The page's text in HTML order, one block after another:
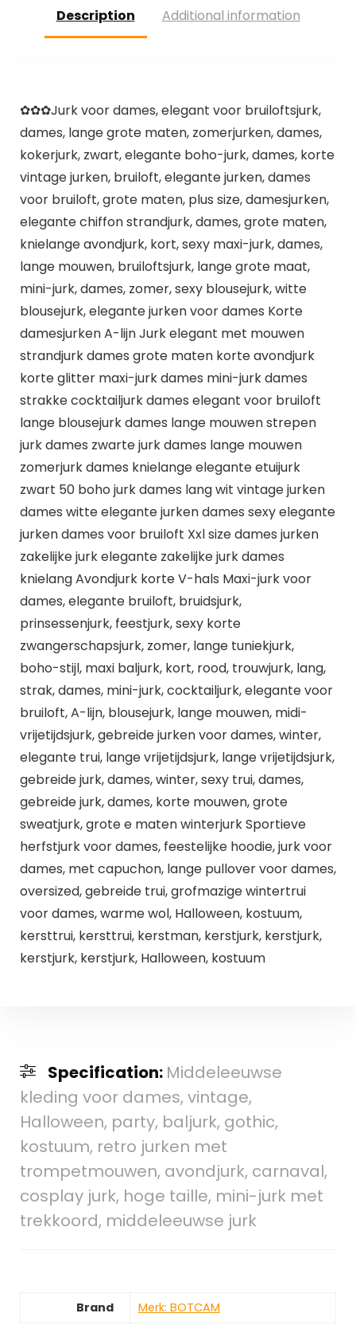
Description Additional information
✿✿✿Jurk voor dames, elegant voor bruiloftsjurk,
dames, lange grote maten, zomerjurken, dames,
kokerjurk, zwart, elegante boho-jurk, dames, korte
vintage jurken, bruiloft, elegante jurken, dames
voor bruiloft, grote maten, plus size, damesjurken,
elegante chiffon strandjurk, dames, grote maten,
knielange avondjurk, kort, sexy maxi-jurk, dames,
lange mouwen, bruiloftsjurk, lange grote maat,
mini-jurk, dames, zomer, sexy blousejurk, witte
blousejurk, elegante jurken voor dames Korte
damesjurken A-lijn Jurk elegant met mouwen
strandjurk dames grote maten korte avondjurk
korte glitter maxi-jurk dames mini-jurk dames
strakke cocktailjurk dames elegant voor bruiloft
lange blousejurk dames lange mouwen strepen
jurk dames zwarte jurk dames lange mouwen
zomerjurk dames knielange elegante etuijurk
zwart 50 boho jurk dames lang wit vintage jurken
dames witte elegante jurken dames sexy elegante
jurken dames voor bruiloft Xxl size dames jurken
zakelijke jurk elegante zakelijke jurk dames
knielang Avondjurk korte V-hals Maxi-jurk voor
dames, elegante bruiloft, bruidsjurk,
prinsessenjurk, feestjurk, sexy korte
zwangerschapsjurk, zomer, lange tuniekjurk,
boho-stijl, maxi baljurk, kort, rood, trouwjurk, lang,
strak, dames, mini-jurk, cocktailjurk, elegante voor
bruiloft, A-lijn, blousejurk, lange mouwen, midi-
vrijetijdsjurk, gebreide jurken voor dames, winter,
elegante trui, lange vrijetijdsjurk, lange vrijetijdsjurk,
gebreide jurk, dames, winter, sexy trui, dames,
gebreide jurk, dames, korte mouwen, grote
sweatjurk, grote e maten winterjurk Sportieve
herfstjurk voor dames, feestelijke hoodie, jurk voor
dames, met capuchon, lange pullover voor dames,
oversized, gebreide trui, grofmazige wintertrui
voor dames, warme wol, Halloween, kostuum,
kersttrui, kersttrui, kerstman, kerstjurk, kerstjurk,
kerstjurk, kerstjurk, Halloween, kostuum
Specification: Middeleeuwse
kleding voor dames, vintage,
Halloween, party, baljurk, gothic,
kostuum, retro jurken met
trompetmouwen, avondjurk, carnaval,
cosplay jurk, hoge taille, mini-jurk met
trekkoord, middeleeuwse jurk
Brand Merk: BOTCAM